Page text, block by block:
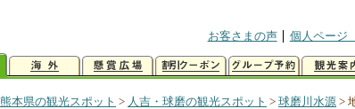
お客さまの声
個人ページ
熊本県の観光スポット > 人吉・球磨の観光スポット > 球磨川水源 >